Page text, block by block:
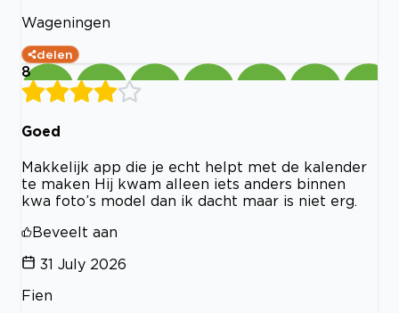
Wageningen
delen
8
Goed
Makkelijk app die je echt helpt met de kalender
te maken Hij kwam alleen iets anders binnen
kwa foto’s model dan ik dacht maar is niet erg.
Beveelt aan
31 July 2026
Fien